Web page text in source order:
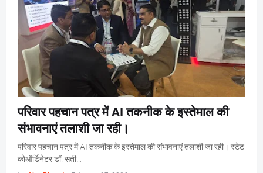
परिवार पहचान पत्र में AI तकनीक के इस्तेमाल की
संभावनाएं तलाशी जा रही।
परिवार पहचान पत्र में AI तकनीक के इस्तेमाल की संभावनाएं तलाशी जा रही। स्टेट
कोऑर्डिनेटर डॉ. सती…